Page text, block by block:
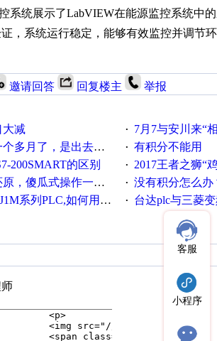
系统展示了LabVIEW在能源监控系统中
，系统运行稳定，能够有效监控并调节
邀请回答 回复楼主 举报
大减 · 7月7与安川来“
械手在高速遭遇车祸所致:大家工作都要特别注意啊 · 有积分不能用
200SMART的区别 · 2017王者之狮“鸡”情签到
；程序为向导式安装，一键即可实现自动备份或还原系统。 · 没有积分怎么办
频器。要求时间在组态王中可以自由输入！拜托各位大神了！ · 台达plc与三菱
客服
小程序